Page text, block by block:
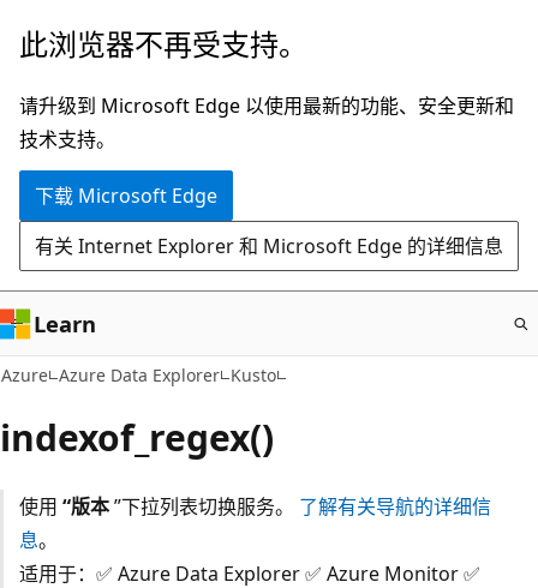
跳
主
要
内
此浏览器不再受支持。
请升级到 Microsoft Edge 以使用最新的功能、安全更新和
技术支持。
下载 Microsoft Edge
有关 Internet Explorer 和 Microsoft Edge 的详细信息
Learn
Azure Azure Data Explorer Kusto
indexof_regex()
使用 “版本”下拉列表切换服务。 了解有关导航的详细信
息。
适用于：✅ Azure Data Explorer ✅ Azure Monitor ✅